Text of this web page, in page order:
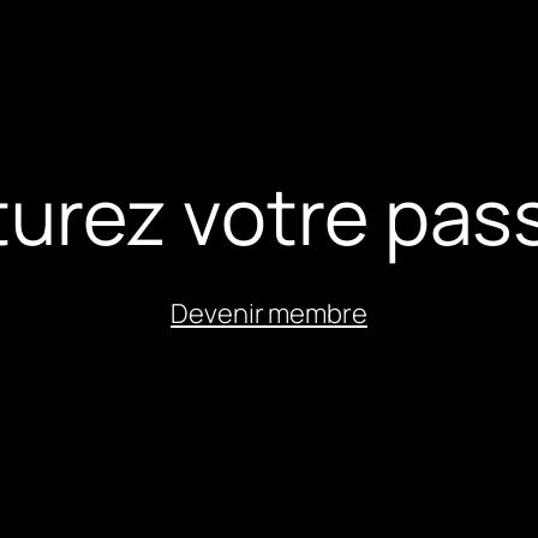
votre
Devenir membre